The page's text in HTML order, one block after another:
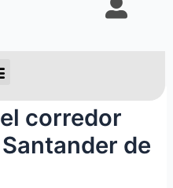
corredor
de